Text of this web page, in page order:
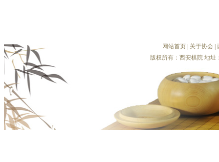
网站首页 关于协会
版权所有：西安棋院 地址